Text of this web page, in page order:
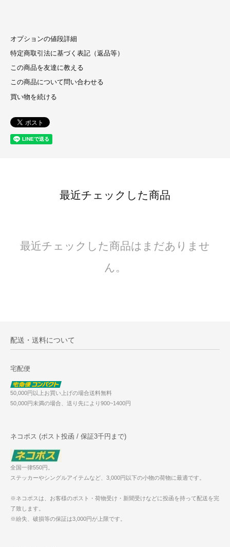
オプションの値段詳細
特定商取引法に基づく表記（返品等）
この商品を友達に教える
この商品について問い合わせる
買い物を続ける
最近チェックした商品
最近チェックした商品はまだありませ
ん。
配送・送料について
宅配便
50,000円以上お買い上げの場合送料無料
50,000円未満の場合、送り先により900~1400円
ネコポス (ポスト投函 / 保証3千円まで)
全国一律550円。
ステッカーやシングルアイテムなど、3,000円以下の小物の荷物に最適です。
※ネコポスは、お客様のポスト・荷物受け・新聞受けなどに投函を持って配送を完
了致します。
※紛失、破損等の保証は3,000円が上限です。